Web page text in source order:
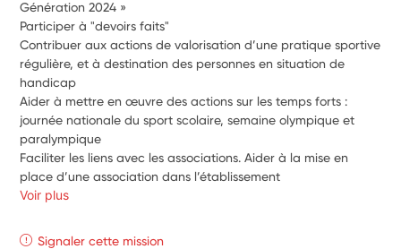
Génération 2024 »
Participer à "devoirs faits"
Contribuer aux actions de valorisation d’une pratique sportive
régulière, et à destination des personnes en situation de
handicap
Aider à mettre en œuvre des actions sur les temps forts :
journée nationale du sport scolaire, semaine olympique et
paralympique
Faciliter les liens avec les associations. Aider à la mise en
place d’une association dans l’établissement
Voir plus
Signaler cette mission